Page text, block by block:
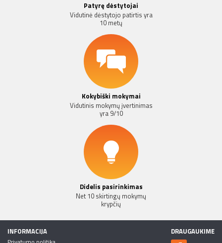
Patyrę dėstytojai
Vidutinė dėstytojo patirtis yra
10 metų
Kokybiški mokymai
Vidutinis mokymų įvertinimas
yra 9/10
Didelis pasirinkimas
Net 10 skirtingų mokymų
krypčių
INFORMACIJA DRAUGAUKIME